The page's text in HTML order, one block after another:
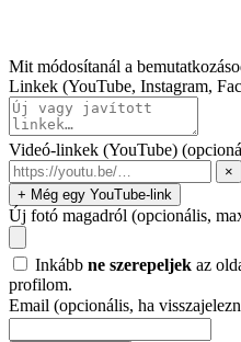
Mit módosítanál a
Linkek (YouTube, Instagram,
Videó-linkek (YouTube)
×
+ Még egy YouTube-link
Új fotó magadról (opcionális,
Inkább ne szerepeljek az
profilom.
Email (opcionális, ha